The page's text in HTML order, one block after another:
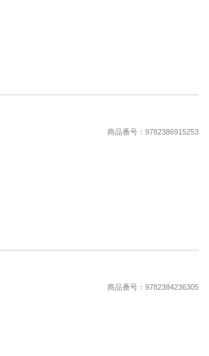
商品番号：9782386915253
商品番号：9782384236305